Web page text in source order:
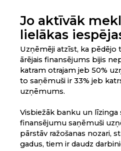
Jo aktīvāk
lielākas
Uzņēmēji atzīst, ka pēdējo
ārējais finansējums bijis
katram otrajam jeb 50%
to saņēmuši ir 33% jeb
uzņēmums.
Visbiežāk banku un līzinga
finansējumu saņēmuši
pārstāv ražošanas nozari,
gadus, tiem ir daudz